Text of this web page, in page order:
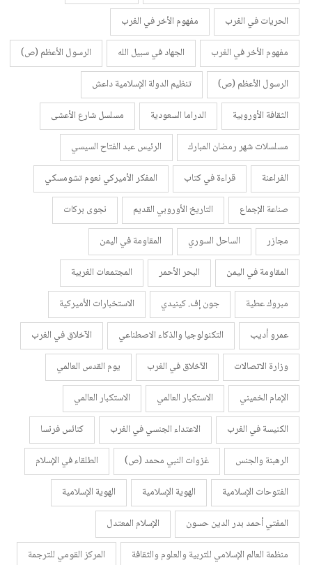
الحريات في الغرب
مفهوم الأخر في الغرب
مفهوم الأخر في الغرب
الجهاد في سبيل الله
الرسول الأعظم (ص)
الرسول الأعظم (ص)
تنظيم الدولة الإسلامية داعش
الثقافة الأوروبية
الدراما السعودية
مسلسل شارع الأعشى
مسلسلات شهر رمضان المبارك
الرئيس عبد الفتاح السيسي
الفراعنة
قراءة في كتاب
المفكر الأميركي نعوم تشومسكي
صناعة الإجماع
التاريخ الأوروبي القديم
نجوى بركات
مجازر
الساحل السوري
المقاومة في اليمن
المقاومة في اليمن
البحر الأحمر
المجتمعات الغربية
مبروك عطية
جون إف. كينيدي
الاستخبارات الأميركية
عمرو أديب
التكنولوجيا والذكاء الاصطناعي
الآخلاق في الغرب
وزارة الاتصالات
الآخلاق في الغرب
يوم القدس العالمي
الإمام الخميني
الاستكبار العالمي
الاستكبار العالمي
الكنيسة في الغرب
الاعتداء الجنسي في الغرب
كنائس فرنسا
الرهبنة والجنس
غزوات النبي محمد (ص)
الطلقاء في الإسلام
الفتوحات الإسلامية
الهوية الإسلامية
الهوية الإسلامية
المفتي أحمد بدر الدين حسون
الإسلام المعتدل
منظمة العالم الإسلامي للتربية والعلوم والثقافة
المركز القومي للترجمة